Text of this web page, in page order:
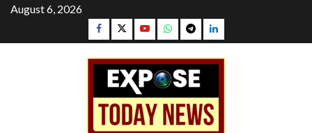
Skip
content
August 6, 2026
Facebook
TwitterYouTubeWhatsapp
TelegramLinkedin